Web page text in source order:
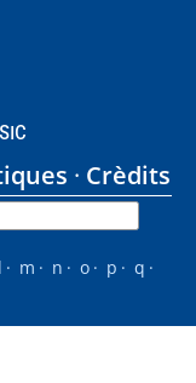
Crèdits
l m n o p
q